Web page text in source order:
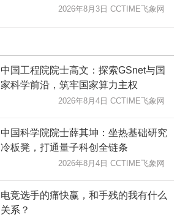
2026年8月3日 CCTIME飞象网
中国工程院院士高文：探索GSnet与国
家科学前沿，筑牢国家算力主权
2026年8月4日 CCTIME飞象网
中国科学院院士薛其坤：坐热基础研究
冷板凳，打通量子科创全链条
2026年8月4日 CCTIME飞象网
电竞选手的痛快赢，和手残的我有什么
关系？